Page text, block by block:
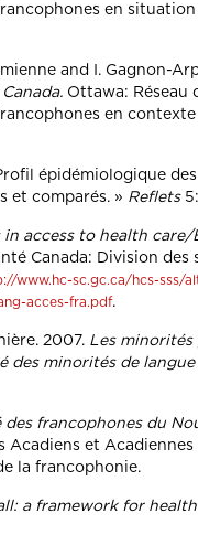
en
and I. Gagnon-
Ottawa: Réseau
en
épidémiologique
et comparés. » Reflets5:
in access to health
Canada: Division des
www.hc-sc.gc.ca/hcs-sss/
acces-fra.pdf.
2007. Les minorités
des minorités de
des francophones du
Acadiens et
la francophonie.
a framework for